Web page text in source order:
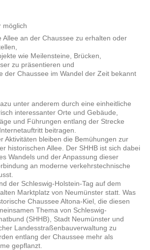
möglich
Allee an der Chaussee zu erhalten oder
wie Meilensteine, Brücken,
zu präsentieren und
der Chaussee im Wandel der Zeit bekannt
unter anderem durch eine einheitliche
interessanter Orte und Gebäude,
und Führungen entlang der Strecke
beitragen.
Aktivitäten bleiben die Bemühungen zur
historischen Allee. Der SHHB ist sich dabei
Wandels und der Anpassung dieser
an moderne verkehrstechnische
der Schleswig-Holstein-Tag auf dem
Marktplatz von Neumünster statt. Was
Chaussee Altona-Kiel, die diesen
Thema von Schleswig-
(SHHB), Stadt Neumünster und
Landesstraßenbauverwaltung zu
entlang der Chaussee mehr als
gepflanzt.